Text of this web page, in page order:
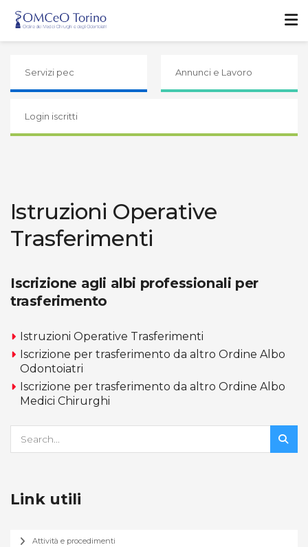
Servizi pec Annunci e Lavoro
Login iscritti
Istruzioni Operative
Trasferimenti
Iscrizione agli albi professionali per
trasferimento
Istruzioni Operative Trasferimenti
Iscrizione per trasferimento da altro Ordine Albo
Odontoiatri
Iscrizione per trasferimento da altro Ordine Albo
Medici Chirurghi
Link utili
Attività e procedimenti